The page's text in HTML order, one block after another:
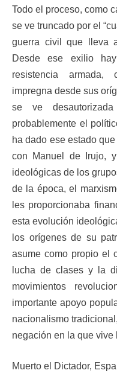
Todo el proceso, como
se ve truncado por el
guerra civil que lleva
Desde ese exilio
resistencia armada,
impregna desde sus
se ve
probablemente el
ha dado ese estado
con Manuel de Irujo,
ideológicas de los
de la época, el
les proporcionaba
esta evolución
los orígenes de su
asume como propio el
lucha de clases y la
movimientos
importante apoyo
nacionalismo
negación en la que vive
Muerto el Dictador,